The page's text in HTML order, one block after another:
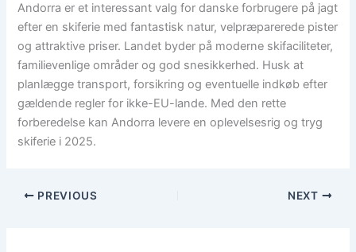
Andorra er et interessant valg for danske forbrugere på jagt
efter en skiferie med fantastisk natur, velpræparerede pister
og attraktive priser. Landet byder på moderne skifaciliteter,
familievenlige områder og god snesikkerhed. Husk at
planlægge transport, forsikring og eventuelle indkøb efter
gældende regler for ikke-EU-lande. Med den rette
forberedelse kan Andorra levere en oplevelsesrig og tryg
skiferie i 2025.
PREVIOUS NEXT